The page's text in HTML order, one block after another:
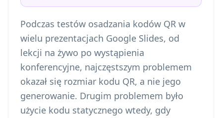
Podczas testów osadzania kodów QR w
wielu prezentacjach Google Slides, od
lekcji na żywo po wystąpienia
konferencyjne, najczęstszym problemem
okazał się rozmiar kodu QR, a nie jego
generowanie. Drugim problemem było
użycie kodu statycznego wtedy, gdy